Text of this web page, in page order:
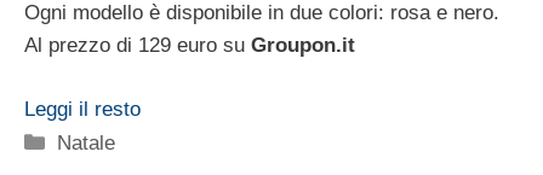
Ogni modello è disponibile in due colori: rosa e nero.
Al prezzo di 129 euro su Groupon.it
Leggi il resto
Categorie
Natale